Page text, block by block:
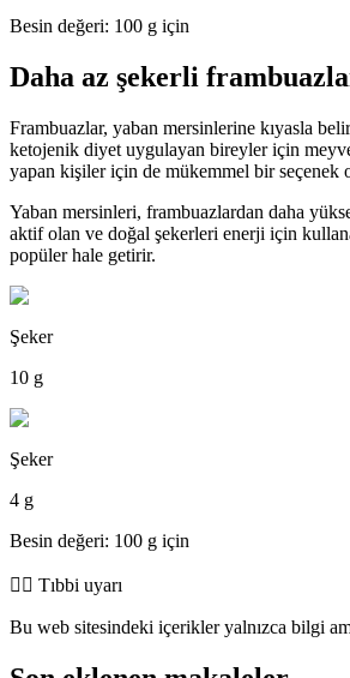
Besin değeri: 100 g için
Daha az şekerli
Frambuazlar, yaban mersinlerine kıyasla
ketojenik diyet uygulayan bireyler için
yapan kişiler için de mükemmel bir seçenek
Yaban mersinleri, frambuazlardan daha
aktif olan ve doğal şekerleri enerji için
popüler hale getirir.
Şeker
10 g
Şeker
4 g
Besin değeri: 100 g için
👨‍⚕️️ Tıbbi uyarı
Bu web sitesindeki içerikler yalnızca bilgi